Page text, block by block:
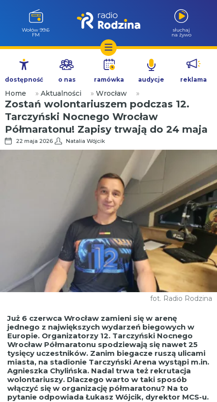
Przejdź
treści
Wołów 99.6
FM
słuchaj
na żywo
dostępność o nas ramówka audycje reklama
Home » Aktualności » Wrocław »
Zostań wolontariuszem podczas 12.
Tarczyński Nocnego Wrocław
Półmaratonu! Zapisy trwają do 24 maja
22 maja 2026 Natalia Wójcik
fot. Radio Rodzina
Już 6 czerwca Wrocław zamieni się w arenę
jednego z największych wydarzeń biegowych w
Europie. Organizatorzy 12. Tarczyński Nocnego
Wrocław Półmaratonu spodziewają się nawet 25
tysięcy uczestników. Zanim biegacze ruszą ulicami
miasta, na stadionie Tarczyński Arena wystąpi m.in.
Agnieszka Chylińska. Nadal trwa też rekrutacja
wolontariuszy. Dlaczego warto w taki sposób
włączyć się w organizację półmaratonu? Na to
pytanie odpowiada Łukasz Wójcik, dyrektor MCS-u.